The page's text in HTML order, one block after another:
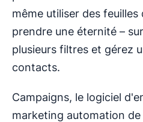
même utiliser des feuilles
prendre une éternité –
plusieurs filtres et gérez
contacts.
Campaigns, le logiciel
marketing automation de